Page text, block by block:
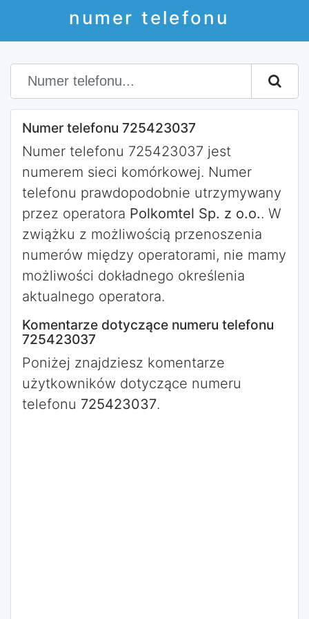
numer telefonu
Numer telefonu 725423037
Numer telefonu 725423037 jest
numerem sieci komórkowej. Numer
telefonu prawdopodobnie utrzymywany
przez operatora Polkomtel Sp. z o.o.. W
zwiążku z możliwością przenoszenia
numerów między operatorami, nie mamy
możliwości dokładnego określenia
aktualnego operatora.
Komentarze dotyczące numeru telefonu
725423037
Poniżej znajdziesz komentarze
użytkowników dotyczące numeru
telefonu 725423037.